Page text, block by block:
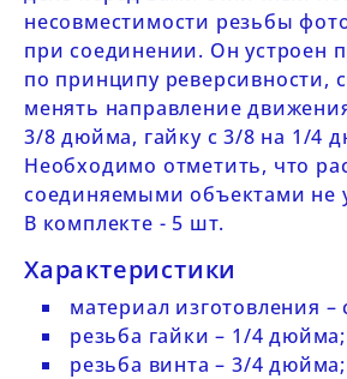
несовместимости резьбы
при соединении. Он устроен
по принципу реверсивности,
менять направление
3/8 дюйма, гайку с 3/8 на 1/4
Необходимо отметить, что
соединяемыми объектами не
В комплекте - 5 шт.
Характеристики
материал изготовления –
резьба гайки – 1/4 дюйма;
резьба винта – 3/4 дюйма;